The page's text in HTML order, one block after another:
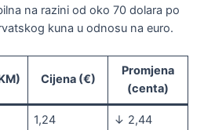
na razini od oko 70 dolara po
kuna u odnosu na euro.
Cijena (€)
Promjena
(centa)
1,24 ↓ 2,44